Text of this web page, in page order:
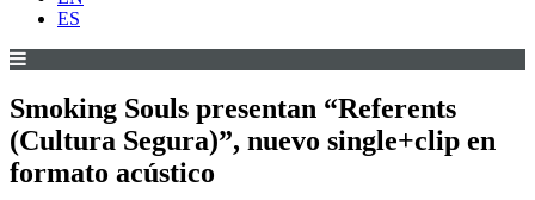
ES
Smoking Souls presentan “Referents
(Cultura Segura)”, nuevo single+clip en
formato acústico